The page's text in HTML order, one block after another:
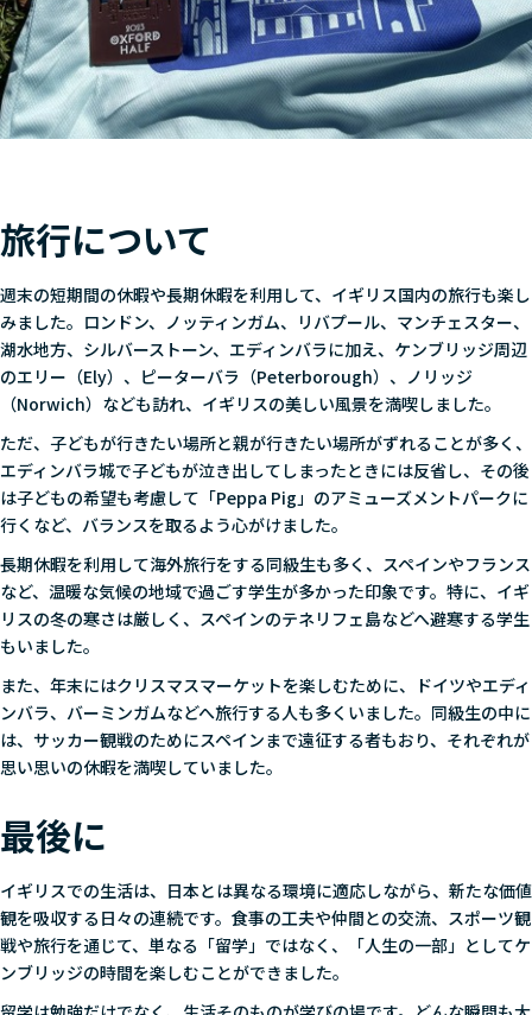
旅行について
週末の短期間の休暇や長期休暇を利用して、イギリス国内の旅行も楽し
みました。ロンドン、ノッティンガム、リバプール、マンチェスター、
湖水地方、シルバーストーン、エディンバラに加え、ケンブリッジ周辺
のエリー（Ely）、ピーターバラ（Peterborough）、ノリッジ
（Norwich）なども訪れ、イギリスの美しい風景を満喫しました。
ただ、子どもが行きたい場所と親が行きたい場所がずれることが多く、
エディンバラ城で子どもが泣き出してしまったときには反省し、その後
は子どもの希望も考慮して「Peppa Pig」のアミューズメントパークに
行くなど、バランスを取るよう心がけました。
長期休暇を利用して海外旅行をする同級生も多く、スペインやフランス
など、温暖な気候の地域で過ごす学生が多かった印象です。特に、イギ
リスの冬の寒さは厳しく、スペインのテネリフェ島などへ避寒する学生
もいました。
また、年末にはクリスマスマーケットを楽しむために、ドイツやエディ
ンバラ、バーミンガムなどへ旅行する人も多くいました。同級生の中に
は、サッカー観戦のためにスペインまで遠征する者もおり、それぞれが
思い思いの休暇を満喫していました。
最後に
イギリスでの生活は、日本とは異なる環境に適応しながら、新たな価値
観を吸収する日々の連続です。食事の工夫や仲間との交流、スポーツ観
戦や旅行を通じて、単なる「留学」ではなく、「人生の一部」としてケ
ンブリッジの時間を楽しむことができました。